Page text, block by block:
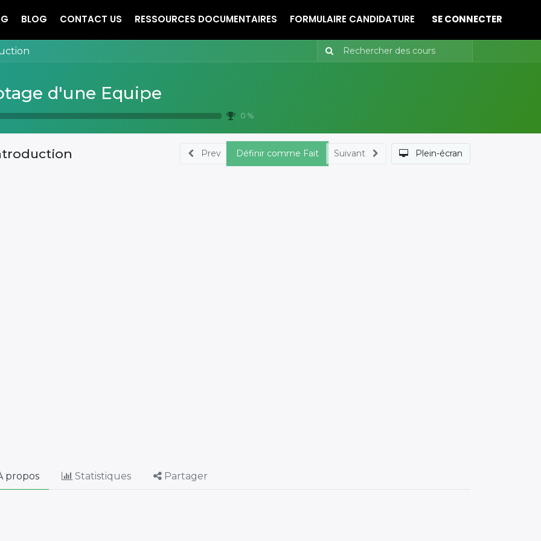
BLOG CONTACT US RESSOURCES DOCUMENTAIRES FORMULAIRE CANDIDATURE SE CONNECTER
d'une Equipe
0 %
Prev Définir comme Fait Suivant Plein-écran
propos Statistiques Partager